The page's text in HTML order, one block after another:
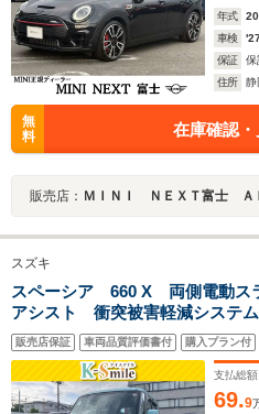
年式
車検
保証
保
住所
静
無
料
在庫確認
販売店： ＭＩＮＩ ＮＥＸＴ富士 Ａ
スズキ
スペーシア 660 X 両側電動
アシスト 衝突被害軽減システ
ドリングストップ 電動格納ミ
ベンチシート CVT 盗難防
販売店保証 車両品質評価書付 購入プラン付
支払総額
69.9